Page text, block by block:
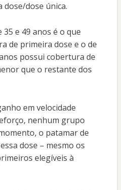
dose/dose única.
e 49 anos é o que
de primeira dose e o de
possui cobertura de
que o restante dos
em velocidade
nenhum grupo
o patamar de
dose – mesmo os
elegíveis à